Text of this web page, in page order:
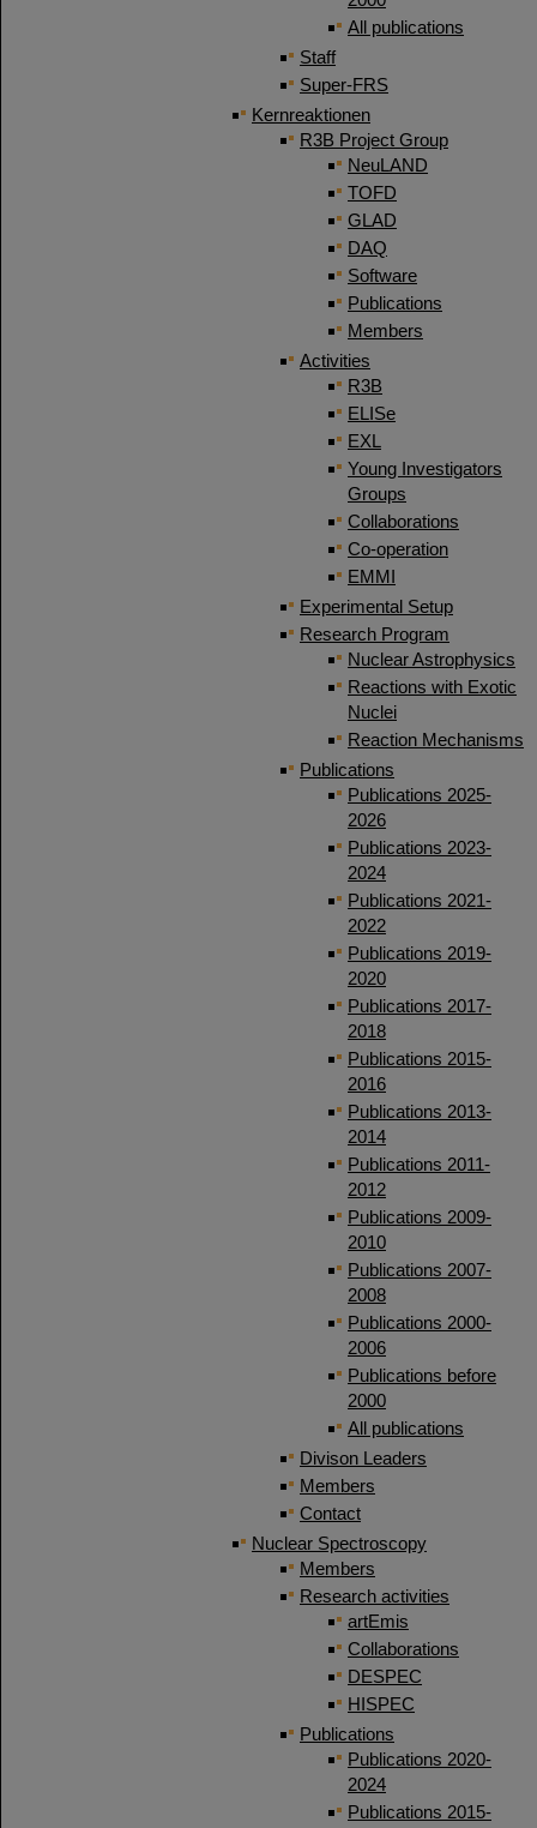
All publications
Staff
Super-FRS
Kernreaktionen
R3B Project Group
NeuLAND
TOFD
GLAD
DAQ
Software
Publications
Members
Activities
R3B
ELISe
EXL
Young Investigators
Groups
Collaborations
Co-operation
EMMI
Experimental Setup
Research Program
Nuclear Astrophysics
Reactions with Exotic
Nuclei
Reaction Mechanisms
Publications
Publications 2025-
2026
Publications 2023-
2024
Publications 2021-
2022
Publications 2019-
2020
Publications 2017-
2018
Publications 2015-
2016
Publications 2013-
2014
Publications 2011-
2012
Publications 2009-
2010
Publications 2007-
2008
Publications 2000-
2006
Publications before
2000
All publications
Divison Leaders
Members
Contact
Nuclear Spectroscopy
Members
Research activities
artEmis
Collaborations
DESPEC
HISPEC
Publications
Publications 2020-
2024
Publications 2015-